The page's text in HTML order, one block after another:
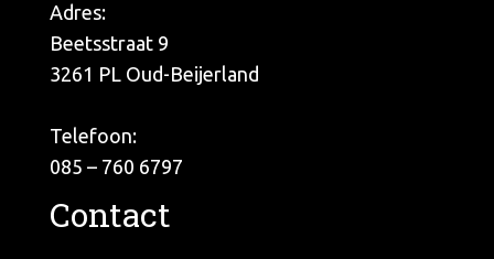
Adres:
Beetsstraat 9
3261 PL Oud-Beijerland
Telefoon:
085 – 760 6797
Contact